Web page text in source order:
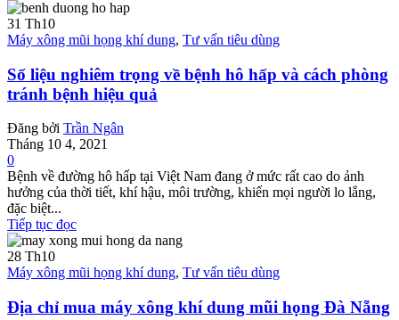
31 Th10
Máy xông mũi họng khí dung, Tư vấn tiêu dùng
Số liệu nghiêm trọng về bệnh hô hấp và cách phòng
tránh bệnh hiệu quả
Đăng bởi Trần Ngân
Tháng 10 4, 2021
0
Bệnh về đường hô hấp tại Việt Nam đang ở mức rất cao do ảnh
hưởng của thời tiết, khí hậu, môi trường, khiến mọi người lo lắng,
đặc biệt...
Tiếp tục đọc
28 Th10
Máy xông mũi họng khí dung, Tư vấn tiêu dùng
Địa chỉ mua máy xông khí dung mũi họng Đà Nẵng